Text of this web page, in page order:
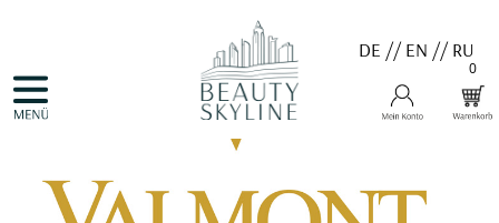
DE //EN //RU
0
GUTSCHEINE
VALMONT